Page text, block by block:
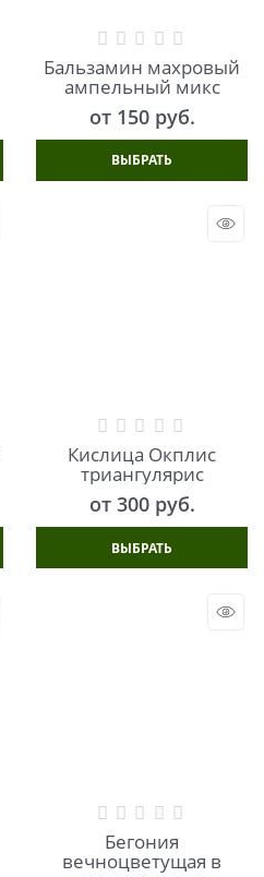
Бальзамин махровый
ампельный микс
от 150 руб.
ВЫБРАТЬ
Кислица Окплис
триангулярис
от 300 руб.
ВЫБРАТЬ
Бегония
вечноцветущая в